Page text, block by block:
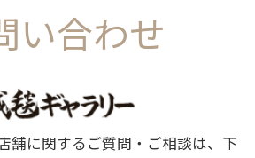
い合わせ
舗に関するご質問・ご相談は、下